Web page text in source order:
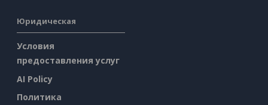
Юридическая
Условия
предоставления услуг
AI Policy
Политика